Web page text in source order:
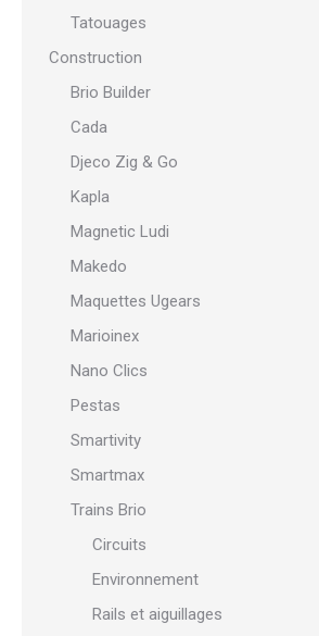
Tatouages
Construction
Brio Builder
Cada
Djeco Zig & Go
Kapla
Magnetic Ludi
Makedo
Maquettes Ugears
Marioinex
Nano Clics
Pestas
Smartivity
Smartmax
Trains Brio
Circuits
Environnement
Rails et aiguillages